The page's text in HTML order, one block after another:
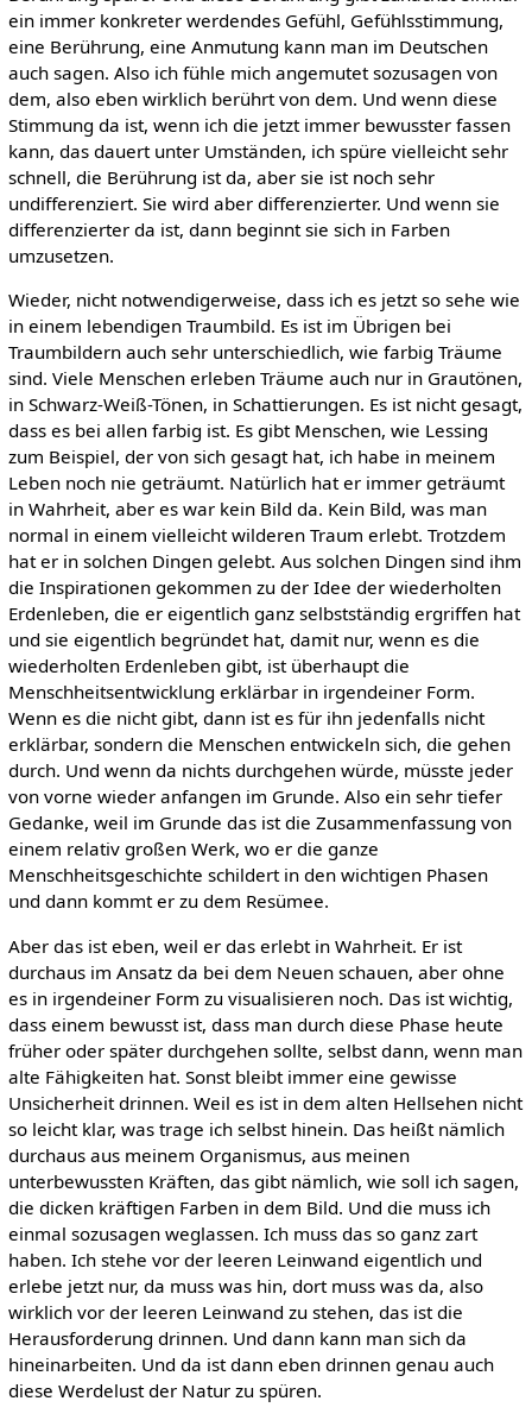
ein immer konkreter werdendes Gefühl, Gefühlsstimmung,
eine Berührung, eine Anmutung kann man im Deutschen
auch sagen. Also ich fühle mich angemutet sozusagen von
dem, also eben wirklich berührt von dem. Und wenn diese
Stimmung da ist, wenn ich die jetzt immer bewusster fassen
kann, das dauert unter Umständen, ich spüre vielleicht sehr
schnell, die Berührung ist da, aber sie ist noch sehr
undifferenziert. Sie wird aber differenzierter. Und wenn sie
differenzierter da ist, dann beginnt sie sich in Farben
umzusetzen.
Wieder, nicht notwendigerweise, dass ich es jetzt so sehe wie
in einem lebendigen Traumbild. Es ist im Übrigen bei
Traumbildern auch sehr unterschiedlich, wie farbig Träume
sind. Viele Menschen erleben Träume auch nur in Grautönen,
in Schwarz-Weiß-Tönen, in Schattierungen. Es ist nicht gesagt,
dass es bei allen farbig ist. Es gibt Menschen, wie Lessing
zum Beispiel, der von sich gesagt hat, ich habe in meinem
Leben noch nie geträumt. Natürlich hat er immer geträumt
in Wahrheit, aber es war kein Bild da. Kein Bild, was man
normal in einem vielleicht wilderen Traum erlebt. Trotzdem
hat er in solchen Dingen gelebt. Aus solchen Dingen sind ihm
die Inspirationen gekommen zu der Idee der wiederholten
Erdenleben, die er eigentlich ganz selbstständig ergriffen hat
und sie eigentlich begründet hat, damit nur, wenn es die
wiederholten Erdenleben gibt, ist überhaupt die
Menschheitsentwicklung erklärbar in irgendeiner Form.
Wenn es die nicht gibt, dann ist es für ihn jedenfalls nicht
erklärbar, sondern die Menschen entwickeln sich, die gehen
durch. Und wenn da nichts durchgehen würde, müsste jeder
von vorne wieder anfangen im Grunde. Also ein sehr tiefer
Gedanke, weil im Grunde das ist die Zusammenfassung von
einem relativ großen Werk, wo er die ganze
Menschheitsgeschichte schildert in den wichtigen Phasen
und dann kommt er zu dem Resümee.
Aber das ist eben, weil er das erlebt in Wahrheit. Er ist
durchaus im Ansatz da bei dem Neuen schauen, aber ohne
es in irgendeiner Form zu visualisieren noch. Das ist wichtig,
dass einem bewusst ist, dass man durch diese Phase heute
früher oder später durchgehen sollte, selbst dann, wenn man
alte Fähigkeiten hat. Sonst bleibt immer eine gewisse
Unsicherheit drinnen. Weil es ist in dem alten Hellsehen nicht
so leicht klar, was trage ich selbst hinein. Das heißt nämlich
durchaus aus meinem Organismus, aus meinen
unterbewussten Kräften, das gibt nämlich, wie soll ich sagen,
die dicken kräftigen Farben in dem Bild. Und die muss ich
einmal sozusagen weglassen. Ich muss das so ganz zart
haben. Ich stehe vor der leeren Leinwand eigentlich und
erlebe jetzt nur, da muss was hin, dort muss was da, also
wirklich vor der leeren Leinwand zu stehen, das ist die
Herausforderung drinnen. Und dann kann man sich da
hineinarbeiten. Und da ist dann eben drinnen genau auch
diese Werdelust der Natur zu spüren.